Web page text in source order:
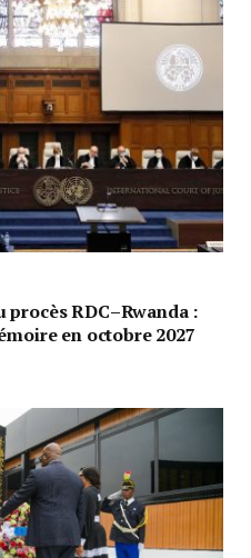
RDC–Rwanda :
en octobre 2027